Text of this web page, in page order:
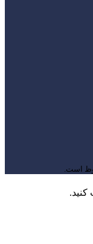
است.
کنید.